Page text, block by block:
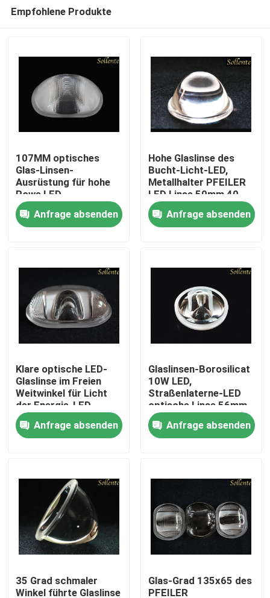
Produkte
Videos
Über uns
Fabrik-Ausflug
Qualitätskontrolle
Treten Sie mit uns in Verbindung
Nachrichten
Fälle
Straßenlaterne-Modul
Empfohlene Produkte
107MM optisches
Glas-Linsen-
Ausrüstung für hohe
Powe LED
Straßenlaterne 120W
Anfrage absenden
Hohe Glaslinse des
Bucht-Licht-LED,
Metallhalter PFEILER
LED Linse 50mm 40
Grad
Anfrage absenden
Klare optische LED-
Glaslinse im Freien
Weitwinkel für Licht
der Energie-LED
Anfrage absenden
Glaslinsen-Borosilicat
10W LED,
Straßenlaterne-LED
optische Linse 56mm
Anfrage absenden
35 Grad schmaler
Winkel führte Glaslinse
Glas-Grad 135x65 des
PFEILER